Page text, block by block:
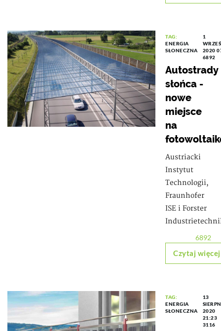
TAG:
ENERGIA
SŁONECZNA
1
2020
6892
Autostrady
słońca -
nowe
miejsce
na
Austriacki
Instytut
Technologii,
Fraunhofer
ISE i Forster
6892
Czytaj więcej
TAG:
ENERGIA
SŁONECZNA
13
2020
21:23
3116